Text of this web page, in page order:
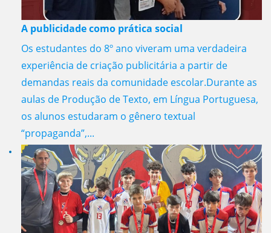
A publicidade como prática social
Os estudantes do 8º ano viveram uma verdadeira
experiência de criação publicitária a partir de
demandas reais da comunidade escolar.Durante as
aulas de Produção de Texto, em Língua Portuguesa,
os alunos estudaram o gênero textual
“propaganda”,...